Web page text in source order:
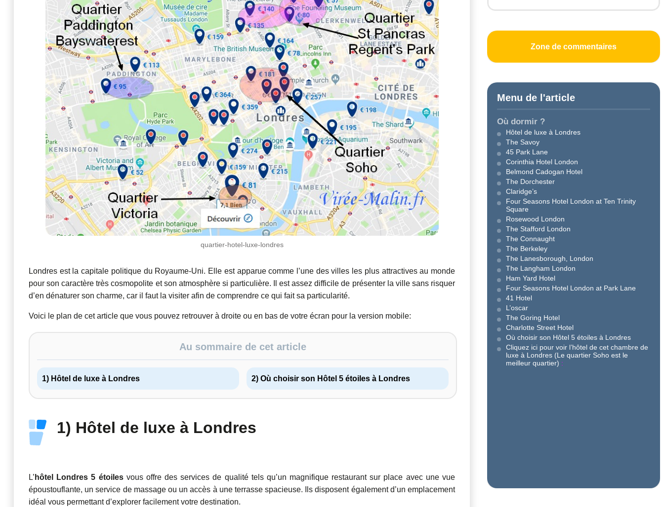
quartier-hotel-luxe-londres
Londres est la capitale politique du Royaume-Uni. Elle est apparue comme l’une des villes les plus attractives au monde
pour son caractère très cosmopolite et son atmosphère si particulière. Il est assez difficile de présenter la ville sans risquer
d’en dénaturer son charme, car il faut la visiter afin de comprendre ce qui fait sa particularité.
Voici le plan de cet article que vous pouvez retrouver à droite ou en bas de votre écran pour la version mobile:
Au sommaire de cet article
1) Hôtel de luxe à Londres 2) Où choisir son Hôtel 5 étoiles à Londres
1) Hôtel de luxe à Londres
L’ hôtel Londres 5 étoilesvous offre des services de qualité tels qu’un magnifique restaurant sur place avec une vue
époustouflante, un service de massage ou un accès à une terrasse spacieuse. Ils disposent également d’un emplacement
idéal vous permettant d’explorer facilement votre destination.
Zone de commentaires
Menu de l'article
Où dormir ?
Hôtel de luxe à Londres
The Savoy
45 Park Lane
Corinthia Hotel London
Belmond Cadogan Hotel
The Dorchester
Claridge’s
Four Seasons Hotel London at Ten Trinity
Square
Rosewood London
The Stafford London
The Connaught
The Berkeley
The Lanesborough, London
The Langham London
Ham Yard Hotel
Four Seasons Hotel London at Park Lane
41 Hotel
L’oscar
The Goring Hotel
Charlotte Street Hotel
Où choisir son Hôtel 5 étoiles à Londres
Cliquez ici pour voir l’hôtel de cet chambre de
luxe à Londres (Le quartier Soho est le
meilleur quartier) :